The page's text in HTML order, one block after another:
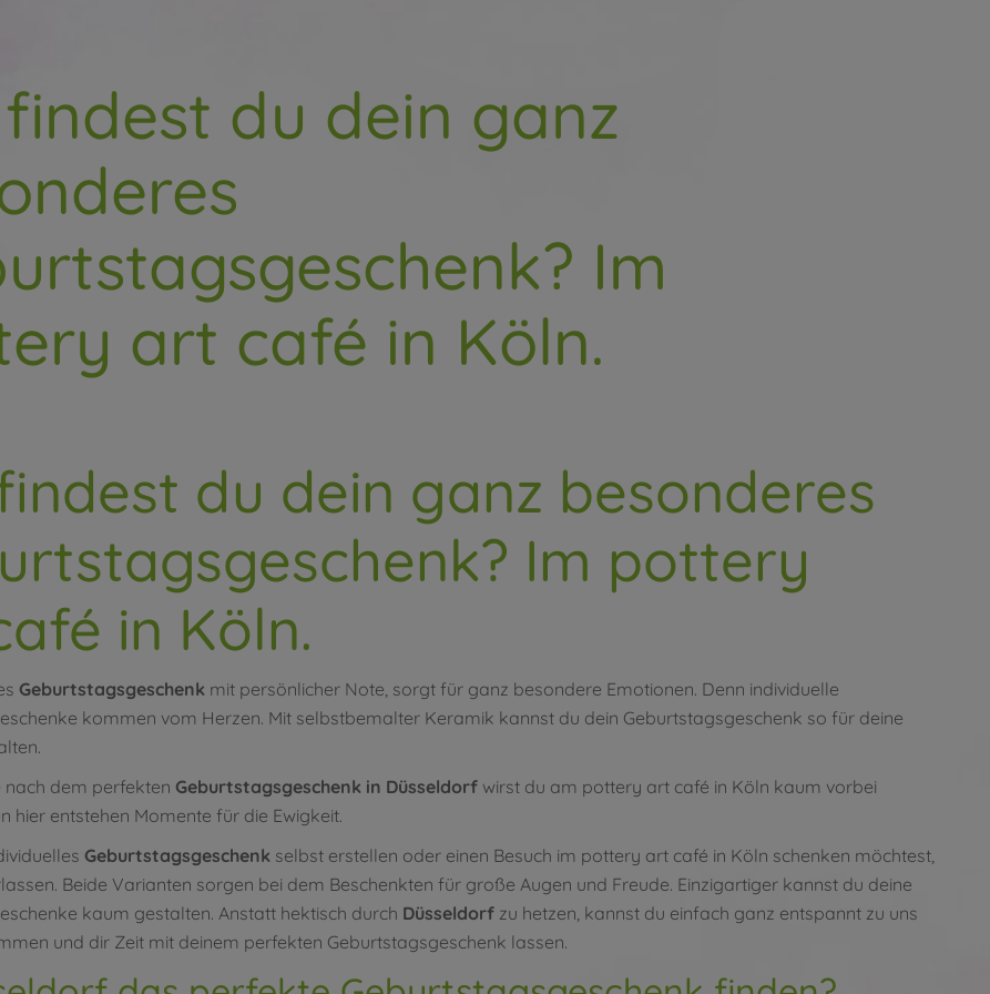
du dein ganz
Im
art café in Köln.
du dein ganz besonderes
Im pottery
in Köln.
Geburtstagsgeschenk mit persönlicher Note, sorgt für ganz besondere Emotionen. Denn individuelle
kommen vom Herzen. Mit selbstbemalter Keramik kannst du dein Geburtstagsgeschenk so für deine
nach dem perfekten Geburtstagsgeschenk in Düsseldorf wirst du am pottery art café in Köln kaum vorbei
hier entstehen Momente für die Ewigkeit.
Geburtstagsgeschenk selbst erstellen oder einen Besuch im pottery art café in Köln schenken möchtest,
Beide Varianten sorgen bei dem Beschenkten für große Augen und Freude. Einzigartiger kannst du deine
kaum gestalten. Anstatt hektisch durch Düsseldorf zu hetzen, kannst du einfach ganz entspannt zu uns
und dir Zeit mit deinem perfekten Geburtstagsgeschenk lassen.